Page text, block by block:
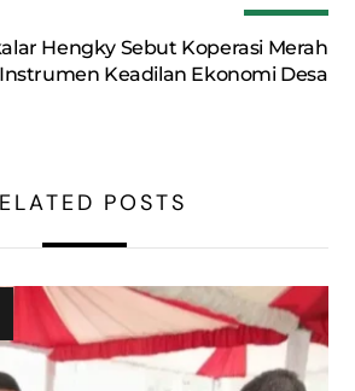
Hengky Sebut Koperasi Merah
Keadilan Ekonomi Desa
POSTS